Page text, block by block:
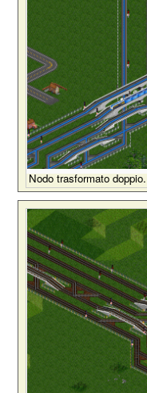
Nodo trasformato doppio.